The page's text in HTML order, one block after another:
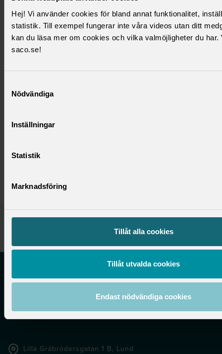
Hej! Vi använder cookies för bland annat funktionalitet,
statistik. Till exempel fungerar inte våra videos utan ditt
kan du läsa mer om cookies och vilka valmöjligheter du har.
saco.se!
Nödvändiga
Inställningar
Statistik
Marknadsföring
Tillåt alla cookies
Tillåt utvalda cookies
Endast nödvändiga cookies
kärnverksamheten. Om arbetsgivaren ställer närvarokrav på
våra medlemmar klockan 08.00 – 17.00 under vardagar så
skulle det alltså strida mot kollektivavtalet.
Då arbetsgivaren insåg problemet med policyn blev vi eniga
förhandlingen.
förhandlingsprotokollet och arbetstidsavtalet.
Förhandlingsframställan
Publicerad:
2024-01-25
Lunds universitet
Lilla Gråbrödersgatan 1 B, Lund